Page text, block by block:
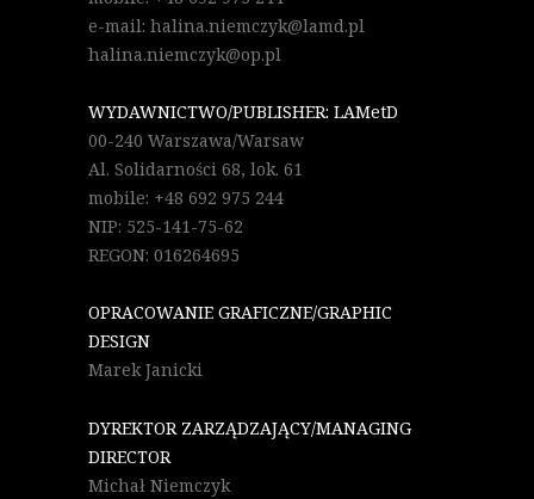
e-mail: halina.niemczyk@lamd.pl
halina.niemczyk@op.pl
WYDAWNICTWO/PUBLISHER: LAMetD
00-240 Warszawa/Warsaw
Al. Solidarności 68, lok. 61
mobile: +48 692 975 244
NIP: 525-141-75-62
REGON: 016264695
OPRACOWANIE GRAFICZNE/GRAPHIC
DESIGN
Marek Janicki
DYREKTOR ZARZĄDZAJĄCY/MANAGING
DIRECTOR
Michał Niemczyk